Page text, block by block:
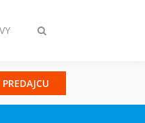
Prepnúť